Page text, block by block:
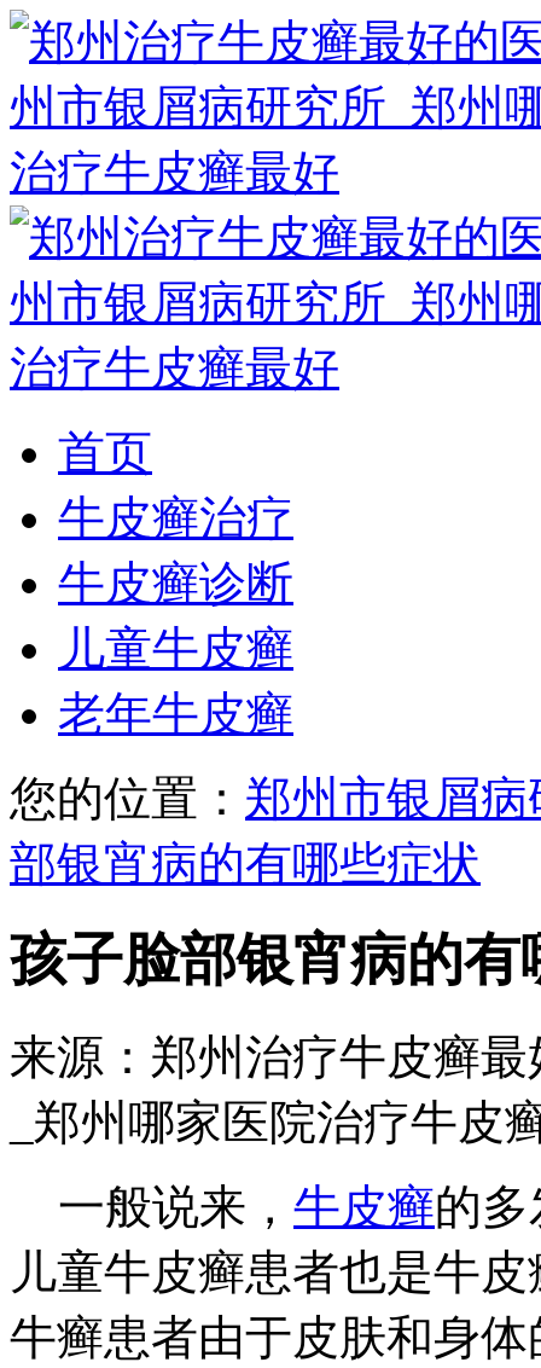
首页
牛皮癣治疗
牛皮癣诊断
儿童牛皮癣
老年牛皮癣
您的位置： 郑州市银屑病
部银宵病的有哪些症状
孩子脸部银宵病的有
来源：郑州治疗牛皮癣
_郑州哪家医院治疗牛皮
一般说来， 牛皮癣的
儿童牛皮癣患者也是牛
牛癣患者由于皮肤和身